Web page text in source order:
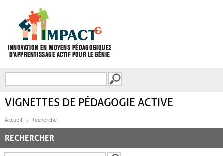
FORMULAIRE DE
VIGNETTES DE PÉDAGOGIE ACTIVE
Accueil Recherche
RECHERCHER